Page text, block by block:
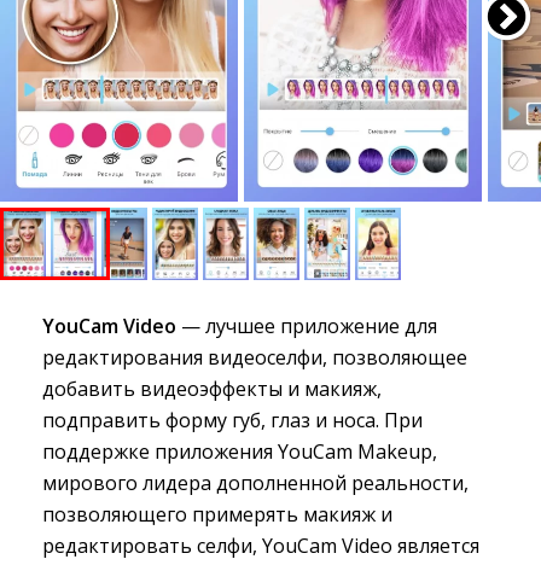
YouCam Video — лучшее приложение для
редактирования видеоселфи, позволяющее
добавить видеоэффекты и макияж,
подправить форму губ, глаз и носа. При
поддержке приложения YouCam Makeup,
мирового лидера дополненной реальности,
позволяющего примерять макияж и
редактировать селфи, YouCam Video является